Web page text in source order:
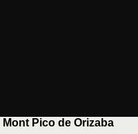
Mont Pico de Orizaba